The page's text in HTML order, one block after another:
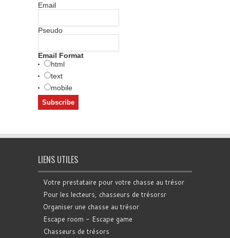
Email
Pseudo
Email Format
html
text
mobile
LIENS UTILES
Votre prestataire pour votre chasse au trésor
Pour les lecteurs, chasseurs de trésorsr
Organiser une chasse au trésor
Escape room - Escape game
Chasseurs de trésors